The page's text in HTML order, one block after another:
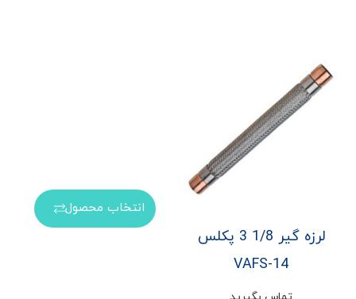
لرزه گیر 1/8 3 پکلس
VAFS-14
انتخاب محصول